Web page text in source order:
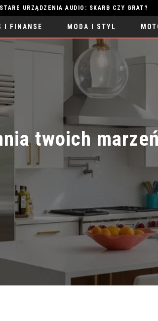
AUDIO: SKARB CZY GRAT?
I FINANSE MODA I STYL
twoich